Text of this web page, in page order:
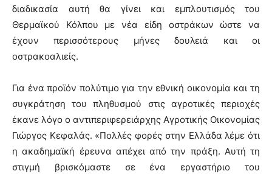
διαδικασία αυτή θα γίνει και εμπλουτισμός του
Θερμαϊκού Κόλπου με νέα είδη οστράκων ώστε να
έχουν περισσότερους μήνες δουλειά και οι
οστρακοαλιείς.
Για ένα προϊόν πολύτιμο για την εθνική οικονομία και τη
συγκράτηση του πληθυσμού στις αγροτικές περιοχές
έκανε λόγο ο αντιπεριφερειάρχης Αγροτικής Οικονομίας
Γιώργος Κεφαλάς. «Πολλές φορές στην Ελλάδα λέμε ότι
η ακαδημαϊκή έρευνα απέχει από την πράξη. Αυτή τη
στιγμή βρισκόμαστε σε ένα εργαστήριο του